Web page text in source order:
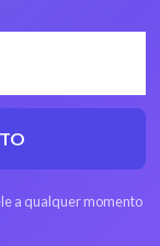
a qualquer momento